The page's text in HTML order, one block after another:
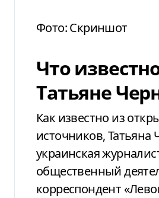
Фото: Скриншот
Что
Татьяне
Как известно из
источников,
украинская
общественный
корреспондент